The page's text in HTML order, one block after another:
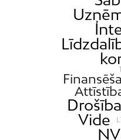
Drošība
Vide